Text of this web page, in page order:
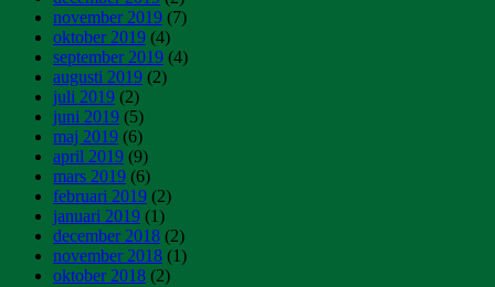
november 2019 (7)
oktober 2019 (4)
september 2019 (4)
augusti 2019 (2)
juli 2019 (2)
juni 2019 (5)
maj 2019 (6)
april 2019 (9)
mars 2019 (6)
februari 2019 (2)
januari 2019 (1)
december 2018 (2)
november 2018 (1)
oktober 2018 (2)